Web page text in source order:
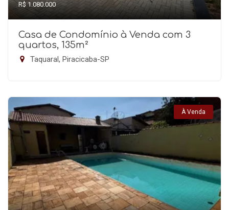
R$ 1.080.000
Casa de Condomínio à Venda com 3
quartos, 135m²
Taquaral, Piracicaba-SP
À Venda